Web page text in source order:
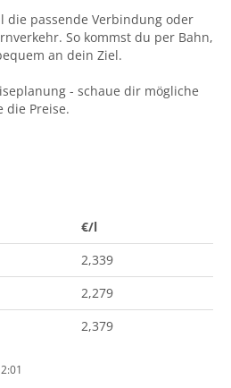
die passende Verbindung oder
So kommst du per Bahn,
an dein Ziel.
- schaue dir mögliche
die Preise.
€/l
2,339
2,279
2,379